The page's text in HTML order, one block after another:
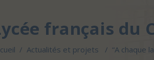
français du
/ Actualités et projets / “A chaque